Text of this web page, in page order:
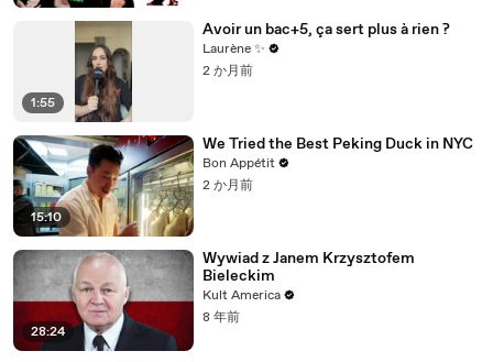
1:55
Avoir un bac+5, ça sert plus à rien ?
Laurène ✨
2 か月前
15:10
We Tried the Best Peking Duck in NYC
Bon Appétit
2 か月前
28:24
Wywiad z Janem Krzysztofem
Bieleckim
Kult America
8 年前